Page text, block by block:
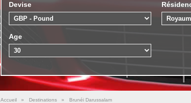
Devise
Age
Accueil » Destinations » Brunéi Darussalam